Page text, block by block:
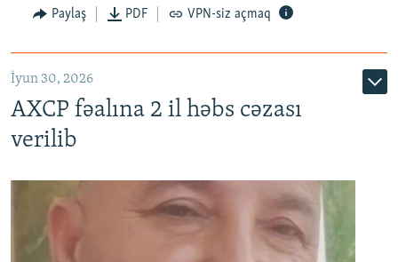
Paylaş PDF VPN-siz açmaq
İyun 30, 2026
AXCP fəalına 2 il həbs cəzası
verilib